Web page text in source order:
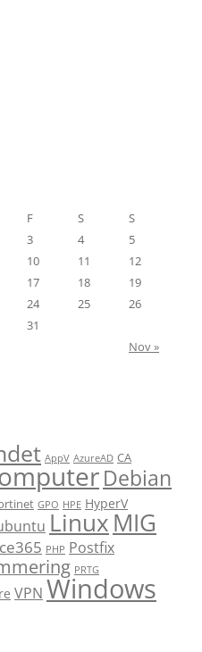
F S
S
3 4
5
10 11
12
17 18
19
24 25
26
31
Nov »
AppV AzureAD CA
Debian
GPO HPE HyperV
LinuxMIG
PHP Postfix
PRTG
VPN Windows